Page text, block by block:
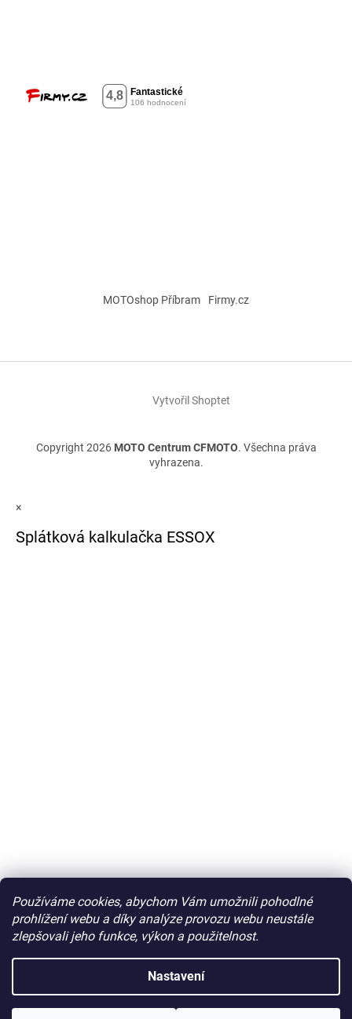
Používáme cookies, abychom Vám umožnili pohodlné
prohlížení webu a díky analýze provozu webu neustále
zlepšovali jeho funkce, výkon a použitelnost.
Nastavení
MOTOshop Příbram Firmy.cz
Vytvořil Shoptet
Copyright 2026 MOTO Centrum CFMOTO. Všechna práva
vyhrazena.
×
Splátková kalkulačka ESSOX